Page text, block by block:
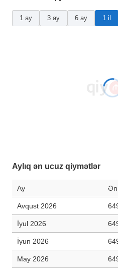
1 ay 3 ay 6 ay 1 il
Aylıq ən ucuz qiymətlər
Ay Ən
Avqust 2026
İyul 2026
İyun 2026
May 2026